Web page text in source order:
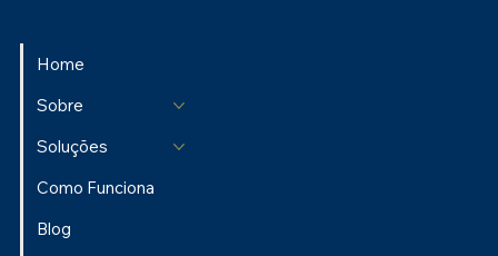
Home
Sobre
Soluções
Como Funciona
Blog